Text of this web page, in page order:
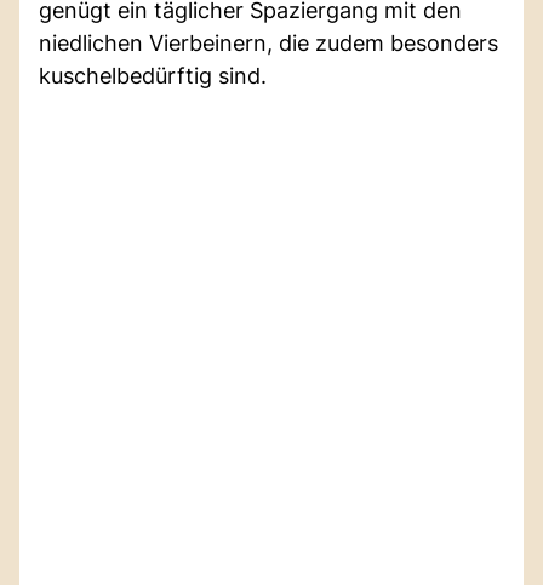
genügt ein täglicher Spaziergang mit den
niedlichen Vierbeinern, die zudem besonders
kuschelbedürftig sind.